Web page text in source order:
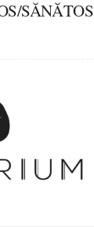
SĂNĂTOS